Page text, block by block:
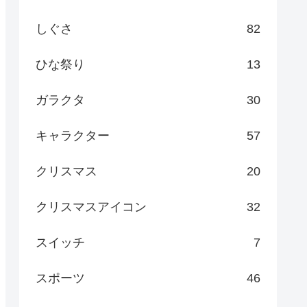
しぐさ 82
ひな祭り 13
ガラクタ 30
キャラクター 57
クリスマス 20
クリスマスアイコン 32
スイッチ 7
スポーツ 46